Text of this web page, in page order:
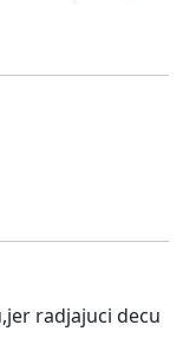
radjajuci decu